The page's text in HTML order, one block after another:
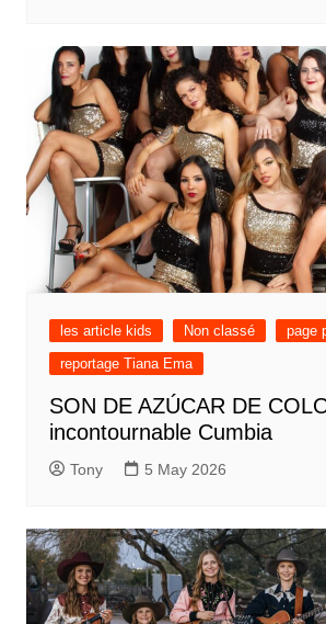
les article kids Non classé
page
reportage Tiana Ema
SON DE AZÚCAR DE
incontournable Cumbia
Tony 5 May 2026